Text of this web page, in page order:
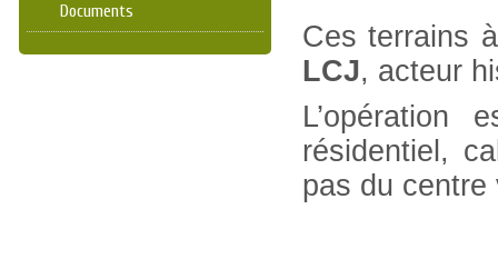
Ces terrains
LCJ, acteur
L’opération
résidentiel,
pas du
Documents